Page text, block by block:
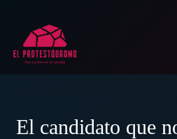
contenido
El candidato que